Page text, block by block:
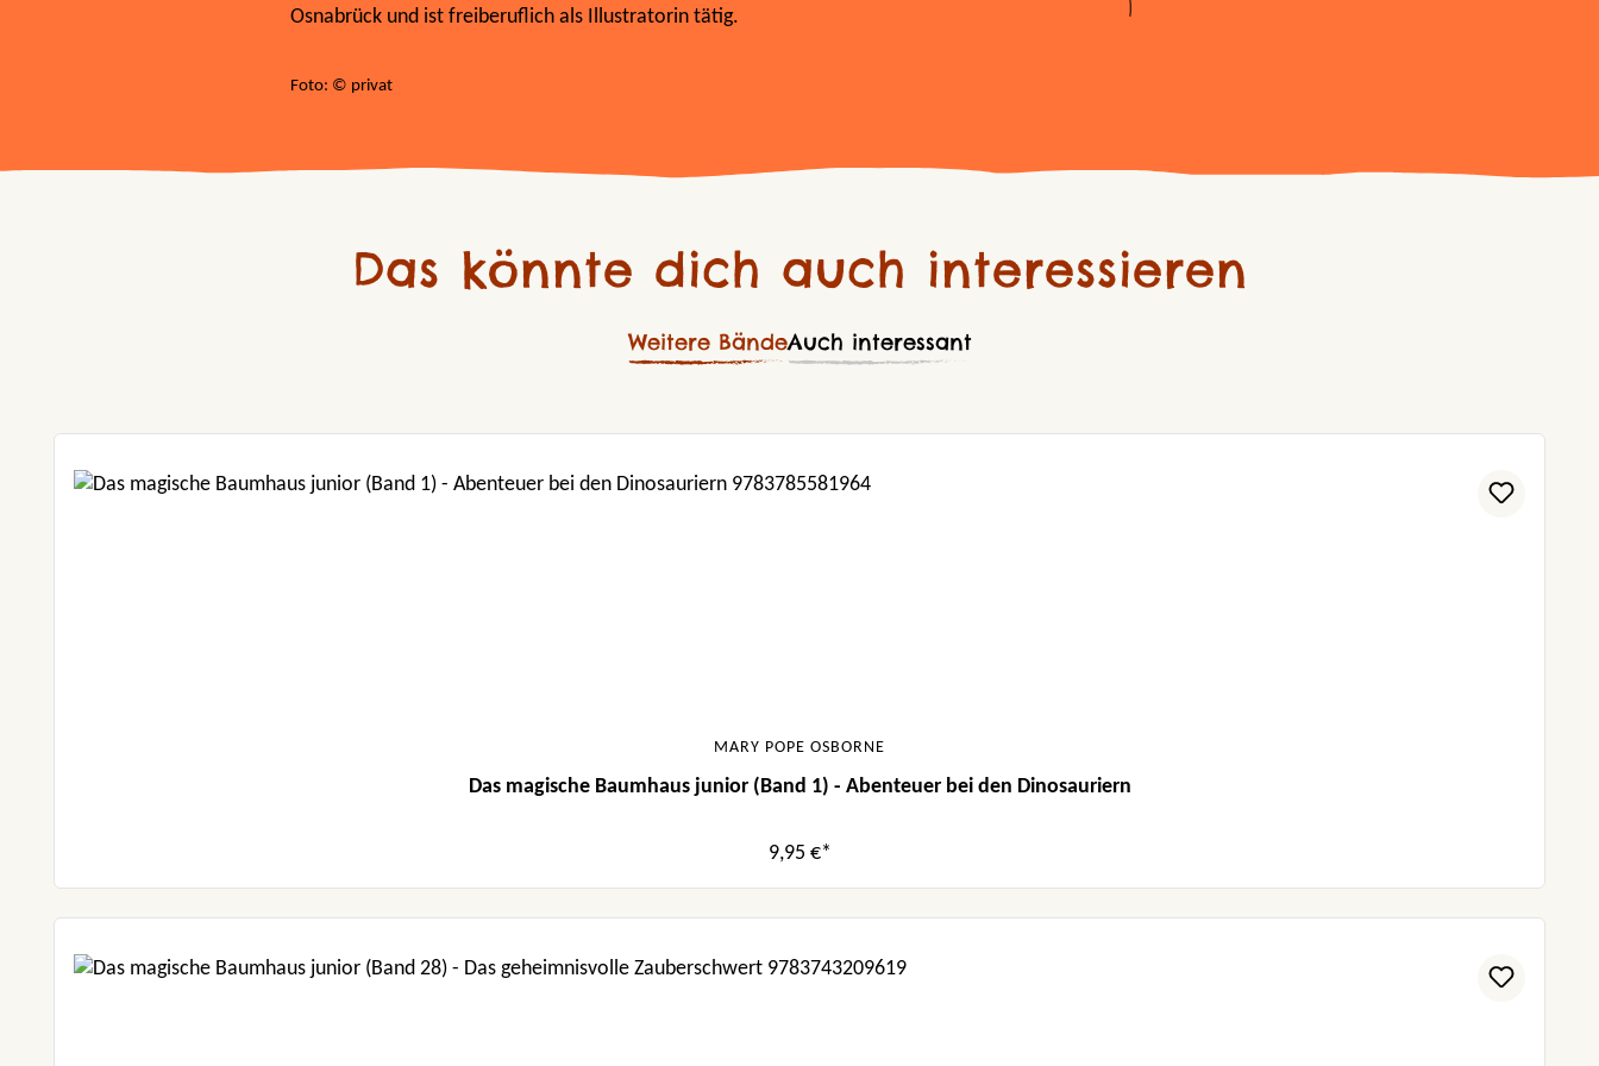
Osnabrück und ist freiberuflich als Illustratorin tätig.
Foto: © privat
Das könnte dich auch interessieren
Weitere BändeAuch interessant
MARY POPE OSBORNE
Das magische Baumhaus junior (Band 1) - Abenteuer bei den Dinosauriern
9,95 €*